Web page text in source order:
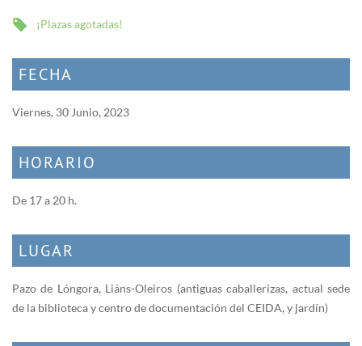
¡Plazas agotadas!
FECHA
Viernes, 30 Junio, 2023
HORARIO
De 17 a 20 h.
LUGAR
Pazo de Lóngora, Liáns-Oleiros (antiguas caballerizas, actual sede
de la biblioteca y centro de documentación del CEIDA, y jardín)